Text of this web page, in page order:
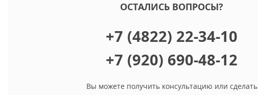
ОСТАЛИСЬ ВОПРОСЫ?
+7 (4822) 22-34-10
+7 (920) 690-48-12
Вы можете получить консультацию или сделать